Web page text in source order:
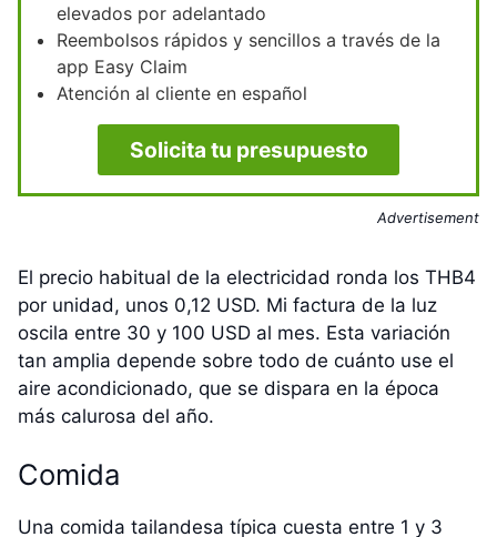
elevados por adelantado
Reembolsos rápidos y sencillos a través de la
app Easy Claim
Atención al cliente en español
Solicita tu presupuesto
Advertisement
El precio habitual de la electricidad ronda los THB4
por unidad, unos 0,12 USD. Mi factura de la luz
oscila entre 30 y 100 USD al mes. Esta variación
tan amplia depende sobre todo de cuánto use el
aire acondicionado, que se dispara en la época
más calurosa del año.
Comida
Una comida tailandesa típica cuesta entre 1 y 3